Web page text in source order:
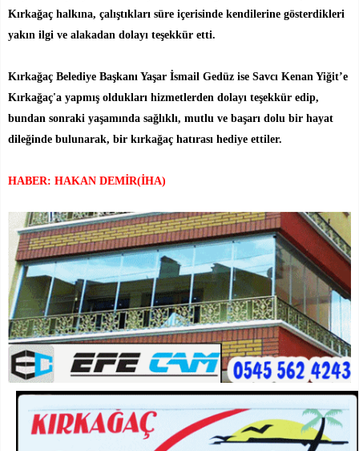
Kırkağaç halkına, çalıştıkları süre içerisinde kendilerine gösterdikleri
yakın ilgi ve alakadan dolayı teşekkür etti.
Kırkağaç Belediye Başkanı Yaşar İsmail Gedüz ise Savcı Kenan Yiğit’e
Kırkağaç'a yapmış oldukları hizmetlerden dolayı teşekkür edip,
bundan sonraki yaşamında sağlıklı, mutlu ve başarı dolu bir hayat
dileğinde bulunarak, bir kırkağaç hatırası hediye ettiler.
HABER: HAKAN DEMİR(İHA)